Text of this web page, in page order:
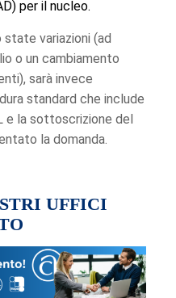
per il nucleo.
state variazioni (ad
o un cambiamento
sarà invece
standard che include
e la sottoscrizione del
la domanda.
UFFICI